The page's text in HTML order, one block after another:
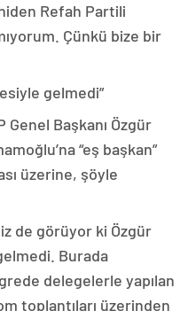
Refah Partili
Çünkü bize bir
gelmedi”
Genel Başkanı Özgür
“eş başkan”
üzerine, şöyle
de görüyor ki Özgür
Burada
delegelerle yapılan
toplantıları üzerinden